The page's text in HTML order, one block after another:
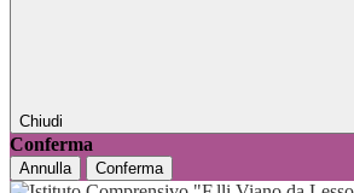
Chiudi
Conferma
Annulla Conferma